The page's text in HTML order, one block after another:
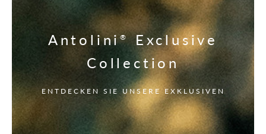
Antolini® Exclusive
Collection
ENTDECKEN SIE UNSERE EXKLUSIVEN